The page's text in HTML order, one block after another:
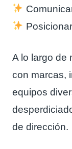
A lo largo de
con marcas,
equipos
de dirección.